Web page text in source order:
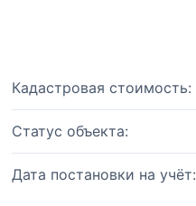
Кадастровая стоимость:
Статус объекта:
Дата постановки на учёт: